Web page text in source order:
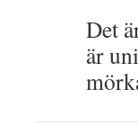
Det
är